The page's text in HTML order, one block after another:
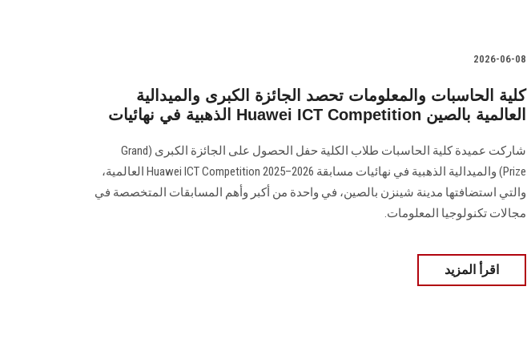
2026-06-08
كلية الحاسبات والمعلومات تحصد الجائزة الكبرى والميدالية
الذهبية في نهائيات Huawei ICT Competition العالمية بالصين
شاركت عميدة كلية الحاسبات طلاب الكلية حفل الحصول على الجائزة الكبرى (Grand
Prize) والميدالية الذهبية في نهائيات مسابقة Huawei ICT Competition 2025–2026 العالمية،
والتي استضافتها مدينة شينزن بالصين، في واحدة من أكبر وأهم المسابقات المتخصصة في
مجالات تكنولوجيا المعلومات.
اقرأ المزيد